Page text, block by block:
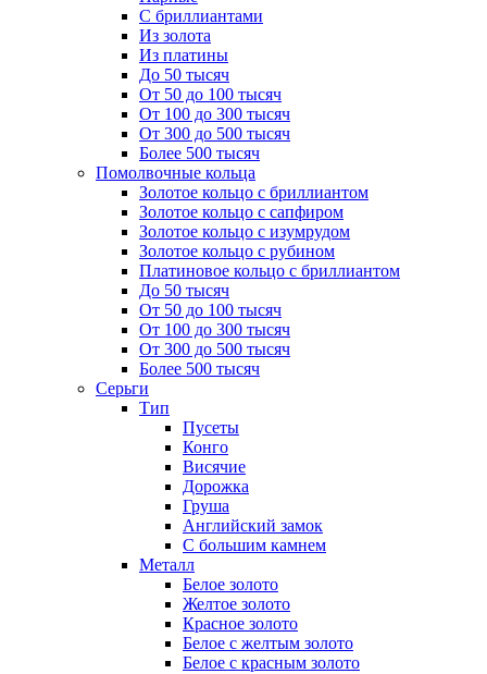
С бриллиантами
Из золота
Из платины
До 50 тысяч
От 50 до 100 тысяч
От 100 до 300 тысяч
От 300 до 500 тысяч
Более 500 тысяч
Помолвочные кольца
Золотое кольцо с бриллиантом
Золотое кольцо с сапфиром
Золотое кольцо с изумрудом
Золотое кольцо с рубином
Платиновое кольцо с бриллиантом
До 50 тысяч
От 50 до 100 тысяч
От 100 до 300 тысяч
От 300 до 500 тысяч
Более 500 тысяч
Серьги
Тип
Пусеты
Конго
Висячие
Дорожка
Груша
Английский замок
С большим камнем
Металл
Белое золото
Желтое золото
Красное золото
Белое с желтым золото
Белое с красным золото